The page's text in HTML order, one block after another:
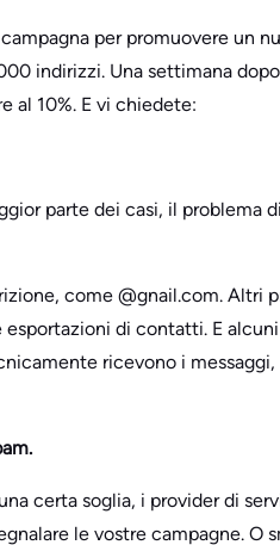
per promuovere un
indirizzi. Una settimana
al 10%. E vi chiedete:
parte dei casi, il problema
come @gnail.com. Altri
di contatti. E
ricevono i
certa soglia, i provider di
le vostre campagne. O